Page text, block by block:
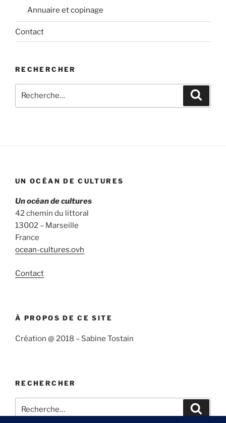
Annuaire et copinage
Contact
RECHERCHER
pour
UN OCÉAN DE CULTURES
Un océan de cultures
42 chemin du littoral
13002 – Marseille
France
ocean-cultures.ovh
Contact
À PROPOS DE CE SITE
Création @ 2018 – Sabine Tostain
RECHERCHER
pour